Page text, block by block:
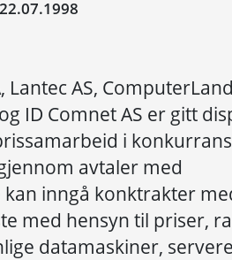
Lantec AS,
ID Comnet AS er gitt
i
avtaler med
inngå konktrakter
med hensyn til priser,
datamaskiner,